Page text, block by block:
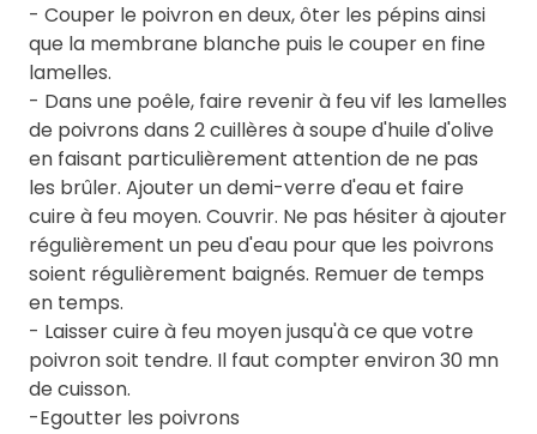
- Couper le poivron en deux, ôter les pépins ainsi
que la membrane blanche puis le couper en fine
lamelles.
- Dans une poêle, faire revenir à feu vif les lamelles
de poivrons dans 2 cuillères à soupe d'huile d'olive
en faisant particulièrement attention de ne pas
les brûler. Ajouter un demi-verre d'eau et faire
cuire à feu moyen. Couvrir. Ne pas hésiter à ajouter
régulièrement un peu d'eau pour que les poivrons
soient régulièrement baignés. Remuer de temps
en temps.
- Laisser cuire à feu moyen jusqu'à ce que votre
poivron soit tendre. Il faut compter environ 30 mn
de cuisson.
-Egoutter les poivrons